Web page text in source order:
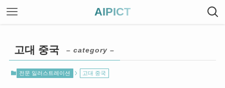
AIPICT
고대 중국 – category –
전문 일러스트레이션 고대 중국